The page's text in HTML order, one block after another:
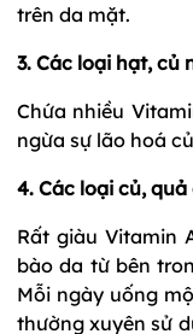
trên da mặt.
3. Các loại hạt, củ
Chứa nhiều
ngừa sự lão hoá
4. Các loại củ,
Rất giàu Vitamin
bào da từ bên
Mỗi ngày uống
thường xuyên sử